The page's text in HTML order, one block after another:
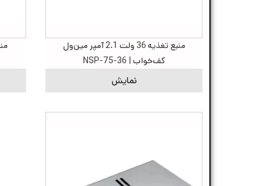
منبع تغذیه 36 ولت 2.1 آمپر مین‌ول
کف‌خواب | NSP-75-36
نمایش